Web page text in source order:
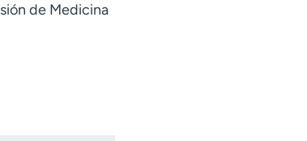
de Medicina